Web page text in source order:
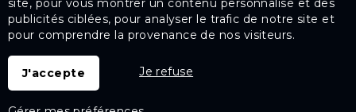
site, pour vous montrer un contenu personnalisé et des
publicités ciblées, pour analyser le trafic de notre site et
pour comprendre la provenance de nos visiteurs.
J'accepte Je refuse